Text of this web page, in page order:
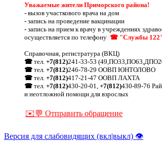
Уважаемые жители Приморского района!
- вызов участкового врача на дом
- запись на проведение вакцинации
- запись на прием к врачу в учреждениях
осуществляется по телефону ☎ "Службы
Справочная, регистратура (ВКЦ)
☎ тел. +7(812)241-33-53
☎ тел. +7(812)246-78-29 ООВП ЮНТОЛОВО
☎ тел. +7(812)417-21-47 ООВП ЛАХТА
☎ тел. +7(812)430-20-01, +7(812)430-89-76
и неотложной помощи для взрослых
✉️💬 Отправить обращение
Версия для слабовидящих (вкл|выкл) 👁